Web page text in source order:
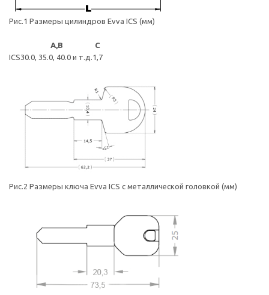
Рис.1 Размеры цилиндров Evva ICS (мм)
A,B
C
ICS30.0, 35.0, 40.0 и т.д.1,7
Рис.2 Размеры ключа Evva ICS с металлической головкой (мм)